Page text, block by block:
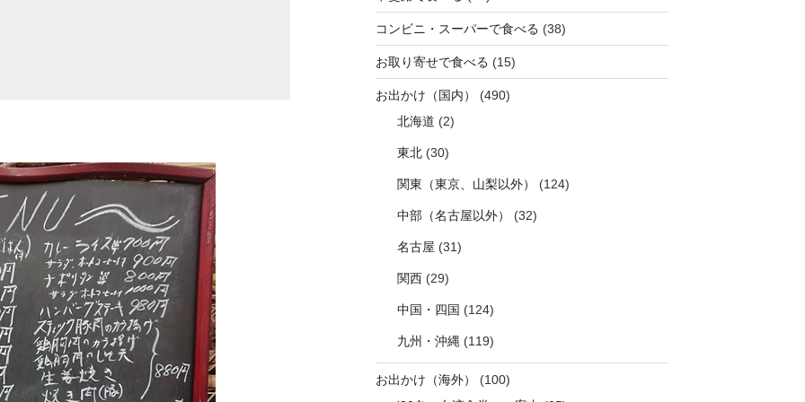
コンビニ・スーパーで食べる (38)
お取り寄せで食べる (15)
お出かけ（国内）
(490)
北海道 (2)
東北 (30)
関東（東京、山梨以外） (124)
中部（名古屋以外） (32)
名古屋 (31)
関西 (29)
中国・四国 (124)
九州・沖縄 (119)
お出かけ（海外）
(100)